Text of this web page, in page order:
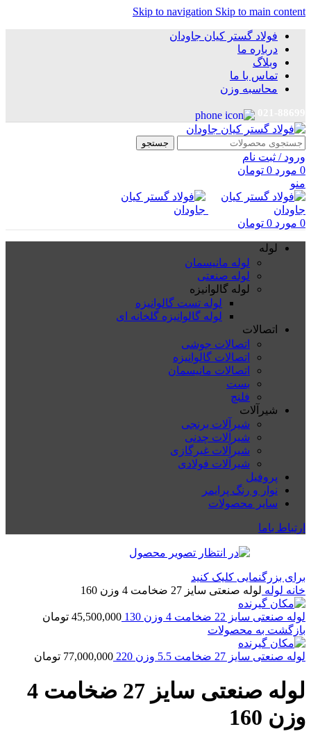
Skip to navigation Skip to main content
فولاد گستر کیان جاودان
درباره ما
وبلاگ
تماس با ما
محاسبه وزن
جستجو
ورود / ثبت نام
0 مورد 0 تومان
منو
0 مورد 0 تومان
لوله
لوله مانیسمان
لوله صنعتی
لوله گالوانیزه
لوله تست گالوانیزه
لوله گالوانیزه گلخانه ای
اتصالات
اتصالات جوشی
اتصالات گالوانیزه
اتصالات مانیسمان
بست
فلنچ
شیرآلات
شیرآلات برنجی
شیرآلات چدنی
شیرآلات غیرگازی
شیرآلات فولادی
پروفیل
نوار و رنگ پرایمر
سایر محصولات
ارتباط باما
برای بزرگنمایی کلیک کنید
خانه لوله لوله صنعتی سایز 27 ضخامت 4 وزن 160
لوله صنعتی سایز 22 ضخامت 4 وزن 130 45,500,000 تومان
بازگشت به محصولات
لوله صنعتی سایز 27 ضخامت 5.5 وزن 220 77,000,000 تومان
لوله صنعتی سایز 27 ضخامت 4
وزن 160